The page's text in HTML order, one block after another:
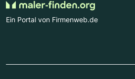
Ein Portal von Firmenweb.de